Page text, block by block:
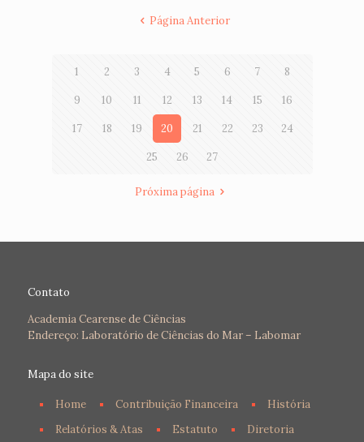
Página Anterior
1 2 3 4 5 6 7 8
9 10 11 12 13 14 15 16
17 18 19 20 21 22 23 24
25 26 27
Próxima página
Contato
Academia Cearense de Ciências
Endereço: Laboratório de Ciências do Mar – Labomar
Mapa do site
Home Contribuição Financeira
História
Relatórios & Atas
Estatuto Diretoria